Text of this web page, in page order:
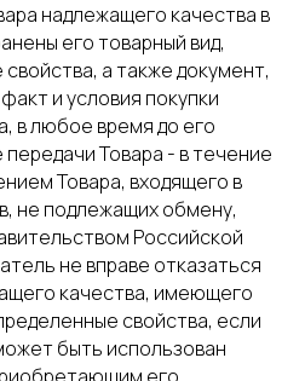
надлежащего качества в
его товарный вид,
а также документ,
и условия покупки
в любое время до его
Товара - в течение
Товара, входящего в
не подлежащих обмену,
Российской
не вправе отказаться
качества, имеющего
свойства, если
быть использован